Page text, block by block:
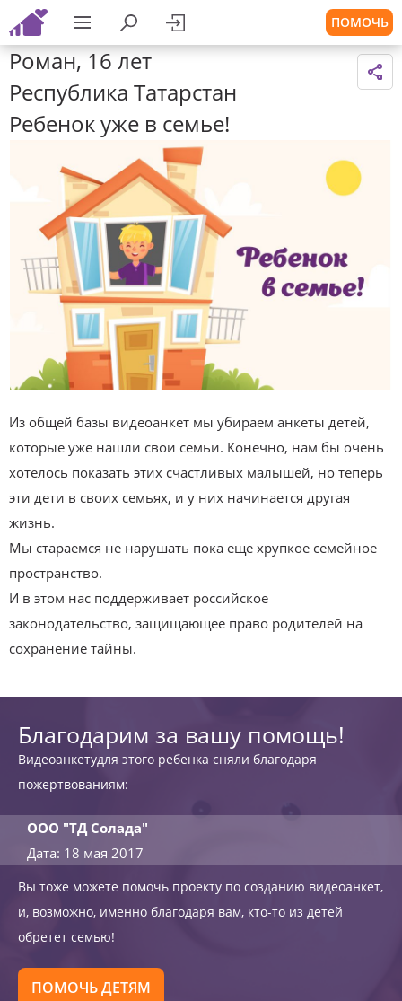
ПОМОЧЬ
Роман, 16 лет
Республика Татарстан
Ребенок уже в семье!
Из общей базы видеоанкет мы убираем анкеты детей,
которые уже нашли свои семьи. Конечно, нам бы очень
хотелось показать этих счастливых малышей, но теперь
эти дети в своих семьях, и у них начинается другая
жизнь.
Мы стараемся не нарушать пока еще хрупкое семейное
пространство.
И в этом нас поддерживает российское
законодательство, защищающее право родителей на
сохранение тайны.
Благодарим за вашу помощь!
Видеоанкетудля этого ребенка сняли благодаря
пожертвованиям:
ООО "ТД Солада"
Дата: 18 мая 2017
Вы тоже можете помочь проекту по созданию видеоанкет,
и, возможно, именно благодаря вам, кто-то из детей
обретет семью!
ПОМОЧЬ ДЕТЯМ